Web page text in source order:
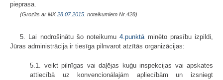
pieprasa.
(Grozīts ar MK28.07.2015. noteikumiem Nr.428)
5. Lai nodrošinātu šo noteikumu4.punktāminēto prasību izpildi,
Jūras administrācija ir tiesīga pilnvarot atzītās organizācijas:
5.1. veikt pilnīgas vai daļējas kuģu inspekcijas vai apskates
attiecībā uz konvencionālajām apliecībām un izsniegt